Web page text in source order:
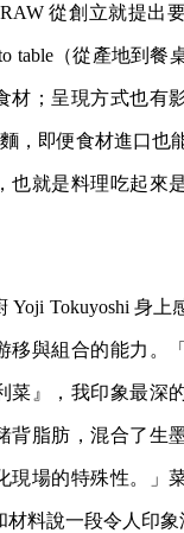
從創立就提出
table（從產地到餐
材；呈現方式也有
，即便食材進口也
也就是料理吃起來
Yoji Tokuyoshi 身上
移與組合的能力。
菜』，我印象最深
背脂肪，混合了生
現場的特殊性。」
料說一段令人印象